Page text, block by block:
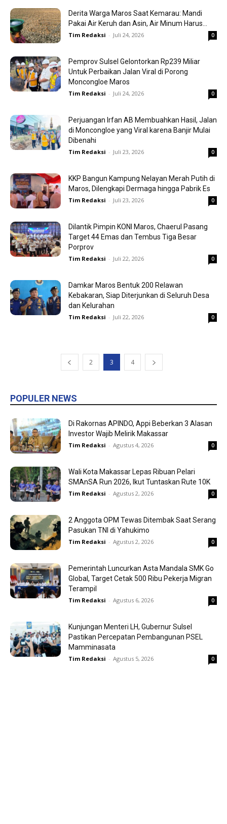
Derita Warga Maros Saat Kemarau: Mandi
Pakai Air Keruh dan Asin, Air Minum Harus...
Tim Redaksi - Juli 24, 2026 0
Pemprov Sulsel Gelontorkan Rp239 Miliar
Untuk Perbaikan Jalan Viral di Porong
Moncongloe Maros
Tim Redaksi - Juli 24, 2026 0
Perjuangan Irfan AB Membuahkan Hasil, Jalan
di Moncongloe yang Viral karena Banjir Mulai
Dibenahi
Tim Redaksi - Juli 23, 2026 0
KKP Bangun Kampung Nelayan Merah Putih di
Maros, Dilengkapi Dermaga hingga Pabrik Es
Tim Redaksi - Juli 23, 2026 0
Dilantik Pimpin KONI Maros, Chaerul Pasang
Target 44 Emas dan Tembus Tiga Besar
Porprov
Tim Redaksi - Juli 22, 2026 0
Damkar Maros Bentuk 200 Relawan
Kebakaran, Siap Diterjunkan di Seluruh Desa
dan Kelurahan
Tim Redaksi - Juli 22, 2026 0
2 3 4
POPULER NEWS
Di Rakornas APINDO, Appi Beberkan 3 Alasan
Investor Wajib Melirik Makassar
Tim Redaksi - Agustus 4, 2026 0
Wali Kota Makassar Lepas Ribuan Pelari
SMAnSA Run 2026, Ikut Tuntaskan Rute 10K
Tim Redaksi - Agustus 2, 2026 0
2 Anggota OPM Tewas Ditembak Saat Serang
Pasukan TNI di Yahukimo
Tim Redaksi - Agustus 2, 2026 0
Pemerintah Luncurkan Asta Mandala SMK Go
Global, Target Cetak 500 Ribu Pekerja Migran
Terampil
Tim Redaksi - Agustus 6, 2026 0
Kunjungan Menteri LH, Gubernur Sulsel
Pastikan Percepatan Pembangunan PSEL
Mamminasata
Tim Redaksi - Agustus 5, 2026 0